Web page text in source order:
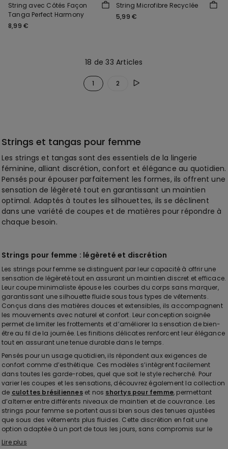
String avec Côtés Façon
Tanga Perfect Harmony
8,99 €
String Microfibre Recyclée
5,99 €
18 de 33 Articles
1 2
Strings et tangas pour femme
Les strings et tangas sont des essentiels de la lingerie
féminine, alliant discrétion, confort et élégance au quotidien.
Pensés pour épouser parfaitement les formes, ils offrent une
sensation de légèreté tout en garantissant un maintien
optimal. Adaptés à toutes les silhouettes, ils se déclinent
dans une variété de coupes et de matières pour répondre à
chaque besoin.
Strings pour femme : légèreté et discrétion
Les strings pour femme se distinguent par leur capacité à offrir une
sensation de légèreté tout en assurant un maintien discret et efficace.
Leur coupe minimaliste épouse les courbes du corps sans marquer,
garantissant une silhouette fluide sous tous types de vêtements.
Conçus dans des matières douces et extensibles, ils accompagnent
les mouvements avec naturel et confort. Leur conception soignée
permet de limiter les frottements et d’améliorer la sensation de bien-
être au fil de la journée. Les finitions délicates renforcent leur élégance
tout en assurant une tenue durable dans le temps.
Pensés pour un usage quotidien, ils répondent aux exigences de
confort comme d’esthétique. Ces modèles s’intègrent facilement
dans toutes les garde-robes, quel que soit le style recherché. Pour
varier les coupes et les sensations, découvrez également la collection
de culottes brésilienneset nos shortys pour femme, permettant
d’alterner entre différents niveaux de maintien et de couvrance. Les
strings pour femme se portent aussi bien sous des tenues ajustées
que sous des vêtements plus fluides. Cette discrétion en fait une
option adaptée à un port de tous les jours, sans compromis sur le
confort.
Lire plus